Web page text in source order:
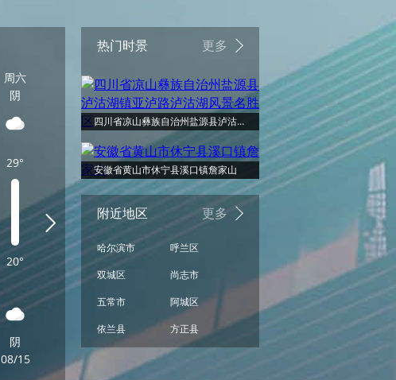
热门时景 更多
四川省凉山彝族自治州盐源县泸沽湖镇亚泸路泸沽湖风景名胜区
安徽省黄山市休宁县溪口镇詹家山
附近地区 更多
哈尔滨市
呼兰区
双城区
尚志市
五常市
阿城区
依兰县
方正县
周六
阴
29°
20°
阴
08/15
周日
21°
08/16
周一
少云
29°
阴
周二
阴
30°
阵雨
08/18
周三
阴
30°
周四
阵雨
29°
20°
周五
阵雨
30°